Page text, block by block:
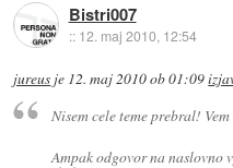
Bistri007
:: 12. maj 2010, 12:54
jureus je 12. maj 2010 ob 01:09
Nisem cele teme prebral!
Ampak odgovor na naslovno